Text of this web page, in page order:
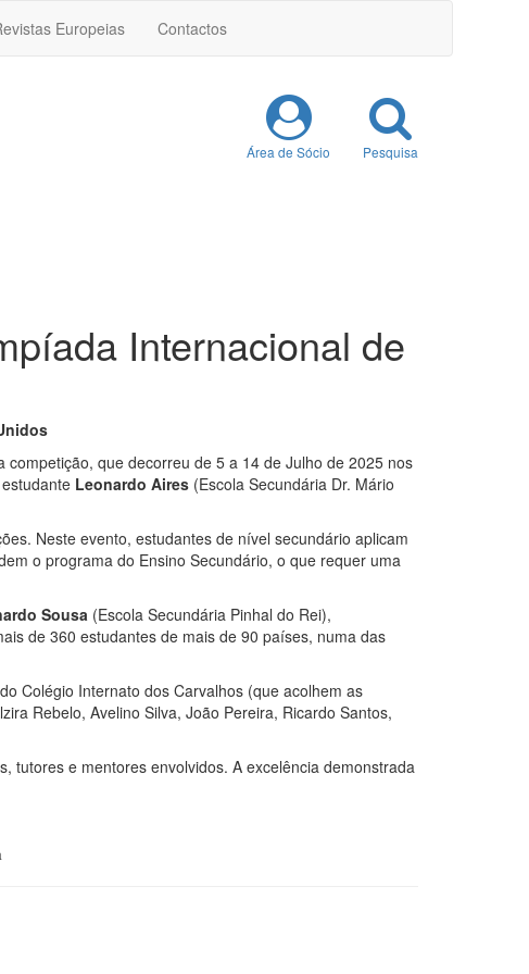
Europeias Contactos
Área de Sócio Pesquisa
Internacional de
que decorreu de 5 a 14 de Julho de 2025 nos
Leonardo Aires (Escola Secundária Dr. Mário
Neste evento, estudantes de nível secundário aplicam
o programa do Ensino Secundário, o que requer uma
Sousa (Escola Secundária Pinhal do Rei),
de 360 estudantes de mais de 90 países, numa das
Colégio Internato dos Carvalhos (que acolhem as
Rebelo, Avelino Silva, João Pereira, Ricardo Santos,
tutores e mentores envolvidos. A excelência demonstrada